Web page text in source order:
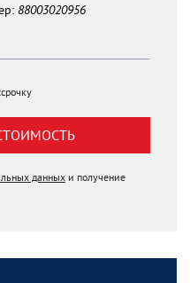
88003020956
данных и получение